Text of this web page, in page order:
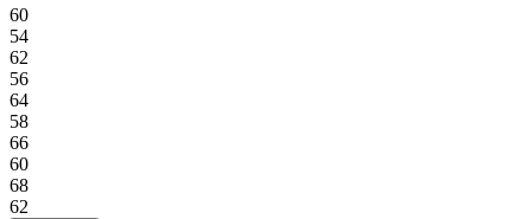
60
54
62
56
64
58
66
60
68
62